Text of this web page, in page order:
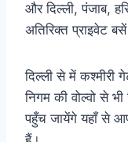
और दिल्ली, पंजाब,
अतिरिक्त प्राइवेट
दिल्ली से में कश्मीरी
निगम की वोल्वो से
पहुँच जायेंगे यहाँ से